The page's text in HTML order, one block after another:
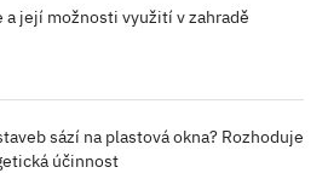
a její možnosti využití v zahradě
sází na plastová okna? Rozhoduje
účinnost